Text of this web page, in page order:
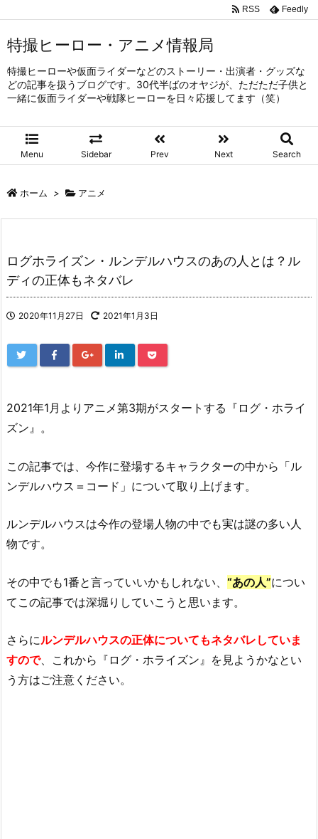
特撮ヒーロー・アニメ情報局
特撮ヒーローや仮面ライダーなどのストーリー・出演者・グッズな
どの記事を扱うブログです。30代半ばのオヤジが、ただただ子供と
一緒に仮面ライダーや戦隊ヒーローを日々応援してます（笑）
Menu Sidebar Prev Next Search
RSS Feedly
ホーム > アニメ
ログホライズン・ルンデルハウスのあの人とは？ル
ディの正体もネタバレ
2020年11月27日 2021年1月3日
2021年1月よりアニメ第3期がスタートする『ログ・ホライ
ズン』。
この記事では、今作に登場するキャラクターの中から「ル
ンデルハウス＝コード」について取り上げます。
ルンデルハウスは今作の登場人物の中でも実は謎の多い人
物です。
その中でも1番と言っていいかもしれない、 “あの人”につい
てこの記事では深堀りしていこうと思います。
さらにルンデルハウスの正体についてもネタバレしていま
すので、これから『ログ・ホライズン』を見ようかなとい
う方はご注意ください。